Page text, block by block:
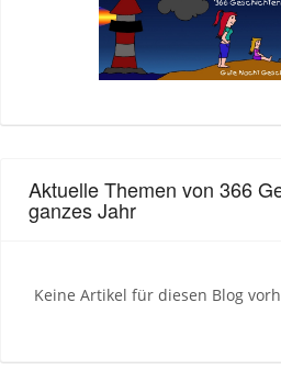
Aktuelle Themen von 366
ganzes Jahr
Keine Artikel für diesen Blog